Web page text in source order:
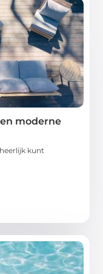
moderne
kunt